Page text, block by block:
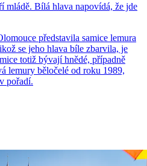
mládě. Bílá hlava napovídá, že jde
představila samice lemura
se jeho hlava bíle zbarvila, je
totiž bývají hnědé, případně
lemury běločelé od roku 1989,
pořadí.